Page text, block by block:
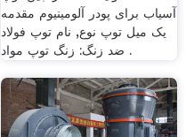
آسیاب برای پودر آلومینیوم مقدمه
یک میل توپ نوع, نام توپ فولاد
ضد زنگ: زنگ توپ مواد .